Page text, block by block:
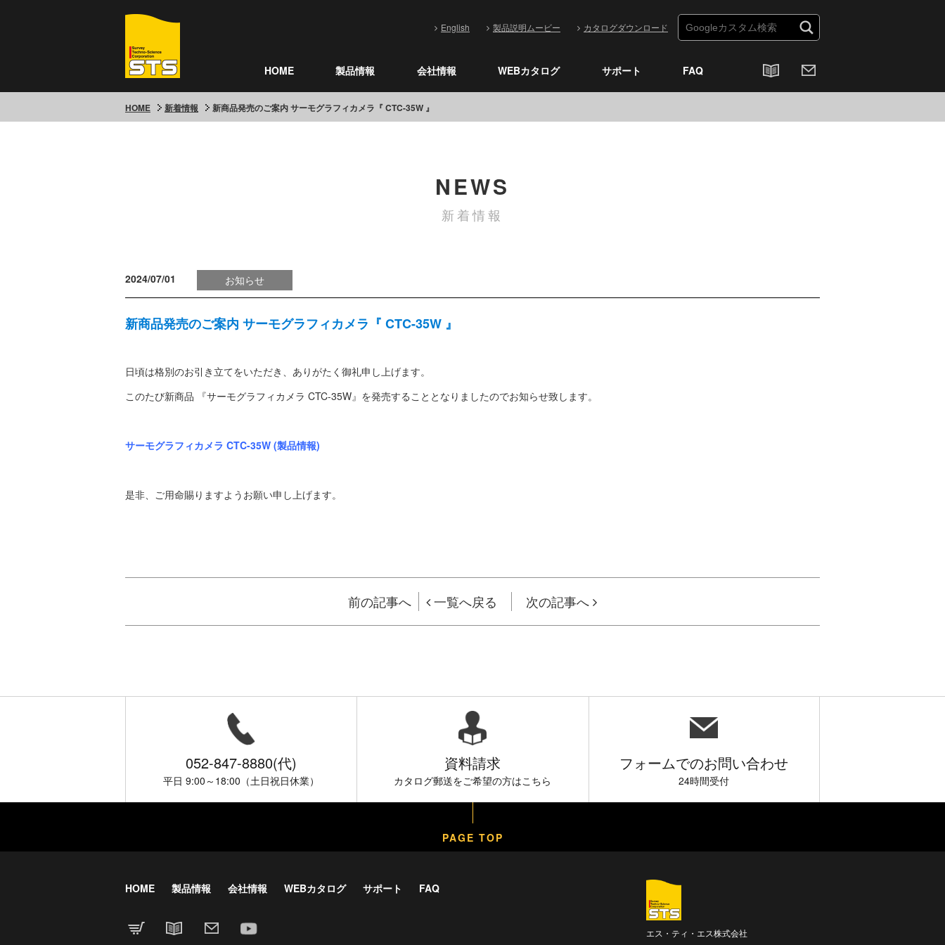
English 製品説明ムービー カタログダウンロード
HOME 製品情報 会社情報 WEBカタログ サポート FAQ
HOME 新着情報 新商品発売のご案内 サーモグラフィカメラ『 CTC-35W 』
NEWS
新着情報
2024/07/01 お知らせ
新商品発売のご案内 サーモグラフィカメラ『 CTC-35W 』
日頃は格別のお引き立てをいただき、ありがたく御礼申し上げます。
このたび新商品 『サーモグラフィカメラ CTC-35W』を発売することとなりましたのでお知らせ致します。
サーモグラフィカメラ CTC-35W (製品情報)
是非、ご用命賜りますようお願い申し上げます。
前の記事へ 一覧へ戻る 次の記事へ
052-847-8880(代)
平日 9:00～18:00（土日祝日休業）
資料請求
カタログ郵送をご希望の方はこちら
フォームでのお問い合わせ
24時間受付
PAGE TOP
HOME 製品情報 会社情報 WEBカタログ サポート FAQ
エス・ティ・エス株式会社